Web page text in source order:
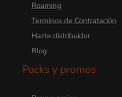
Roaming
Terminos de Contratación
Hazte distribuidor
Blog
Packs y promos